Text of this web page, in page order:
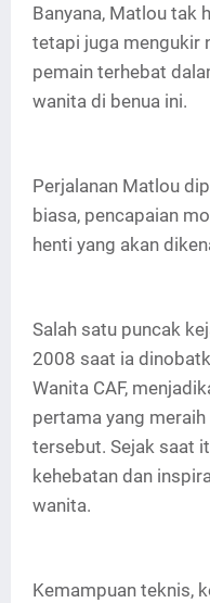
Banyana, Matlou tak
tetapi juga mengukir
pemain terhebat
wanita di benua ini.
Perjalanan Matlou
biasa, pencapaian
henti yang akan
Salah satu puncak
2008 saat ia
Wanita CAF,
pertama yang
tersebut. Sejak saat
kehebatan dan
wanita.
Kemampuan teknis,